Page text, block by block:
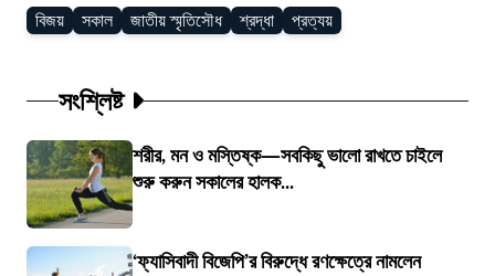
বিজয় সকাল জাতীয় স্মৃতিসৌধ শ্রদ্ধা প্রত্যয়
সংশ্লিষ্ট
শরীর, মন ও মস্তিষ্ক—সবকিছু ভালো রাখতে চাইলে
শুরু করুন সকালের হালক...
‘ফ্যাসিবাদী বিজেপি’র বিরুদ্ধে রণক্ষেত্রে নামলেন